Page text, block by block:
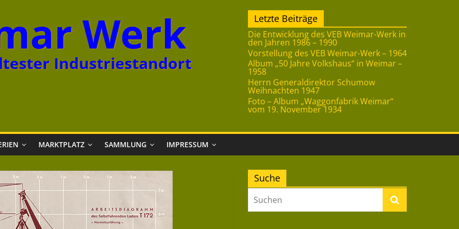
Werk
Industriestandort
Letzte Beiträge
Die Entwicklung des VEB Weimar-Werk in
den Jahren 1986 – 1990
Vorstellung des VEB Weimar-Werk – 1964
Album „50 Jahre Volkshaus“ in Weimar –
1958
Herrn Generaldirektor Schumow
Weihnachten 1947
Foto – Album „Waggonfabrik Weimar“
vom 19. November 1934
MARKTPLATZ SAMMLUNG IMPRESSUM
Suche